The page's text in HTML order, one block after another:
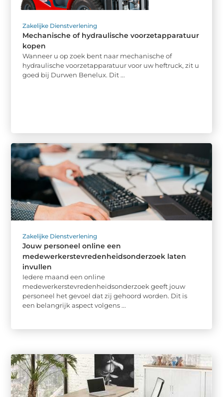
Zakelijke Dienstverlening
Mechanische of hydraulische voorzetapparatuur
kopen
Wanneer u op zoek bent naar mechanische of
hydraulische voorzetapparatuur voor uw heftruck, zit u
goed bij Durwen Benelux. Dit ...
Zakelijke Dienstverlening
Jouw personeel online een
medewerkerstevredenheidsonderzoek laten
invullen
Iedere maand een online
medewerkerstevredenheidsonderzoek geeft jouw
personeel het gevoel dat zij gehoord worden. Dit is
een belangrijk aspect volgens ...